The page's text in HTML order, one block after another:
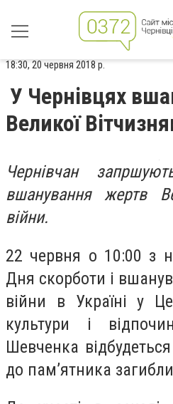
18:30, 20 червня 2018 р.
У Чернівцях
Великої
Чернівчан
вшанування жертв
війни.
22 червня о 10:00 з
Дня скорботи і
війни в Україні у
культури і
Шевченка
до пам’ятника